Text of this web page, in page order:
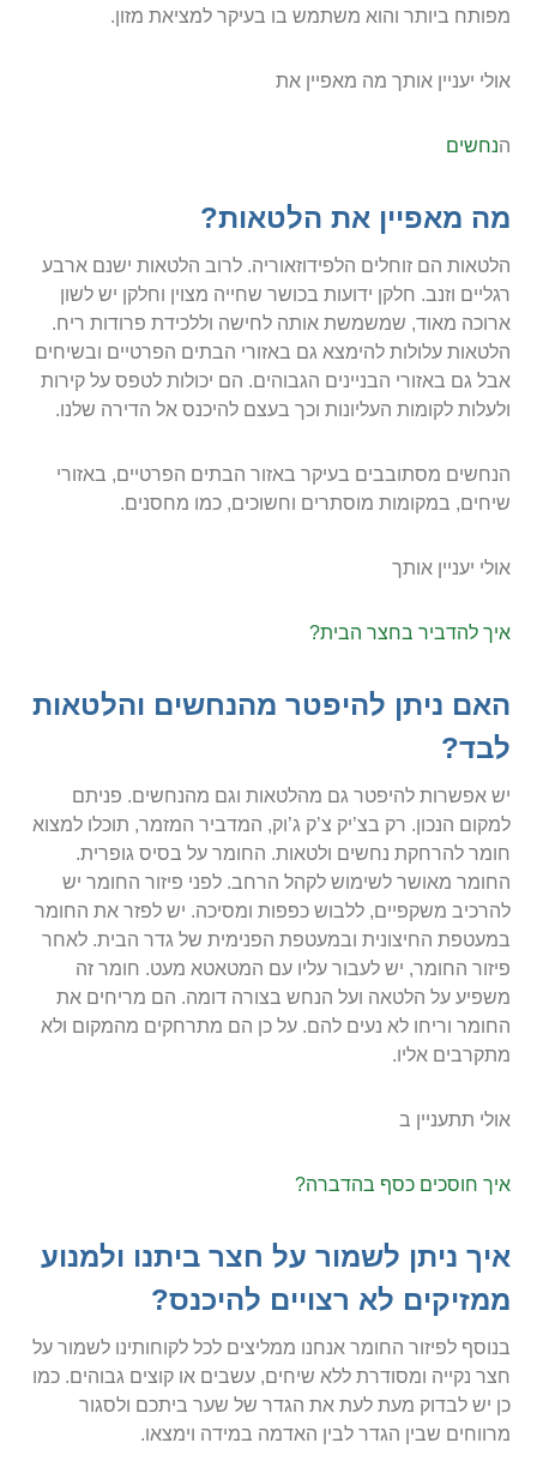
מפותח ביותר והוא משתמש בו בעיקר למציאת מזון.
אולי יעניין אותך מה מאפיין את
הנחשים
מה מאפיין את הלטאות?
הלטאות הם זוחלים הלפידוזאוריה. לרוב הלטאות ישנם ארבע
רגליים וזנב. חלקן ידועות בכושר שחייה מצוין וחלקן יש לשון
ארוכה מאוד, שמשמשת אותה לחישה וללכידת פרודות ריח.
הלטאות עלולות להימצא גם באזורי הבתים הפרטיים ובשיחים
אבל גם באזורי הבניינים הגבוהים. הם יכולות לטפס על קירות
ולעלות לקומות העליונות וכך בעצם להיכנס אל הדירה שלנו.
הנחשים מסתובבים בעיקר באזור הבתים הפרטיים, באזורי
שיחים, במקומות מוסתרים וחשוכים, כמו מחסנים.
אולי יעניין אותך
איך להדביר בחצר הבית?
האם ניתן להיפטר מהנחשים והלטאות
לבד?
יש אפשרות להיפטר גם מהלטאות וגם מהנחשים. פניתם
למקום הנכון. רק בצ’יק צ’ק ג’וק, המדביר המזמר, תוכלו למצוא
חומר להרחקת נחשים ולטאות. החומר על בסיס גופרית.
החומר מאושר לשימוש לקהל הרחב. לפני פיזור החומר יש
להרכיב משקפיים, ללבוש כפפות ומסיכה. יש לפזר את החומר
במעטפת החיצונית ובמעטפת הפנימית של גדר הבית. לאחר
פיזור החומר, יש לעבור עליו עם המטאטא מעט. חומר זה
משפיע על הלטאה ועל הנחש בצורה דומה. הם מריחים את
החומר וריחו לא נעים להם. על כן הם מתרחקים מהמקום ולא
מתקרבים אליו.
אולי תתעניין ב
איך חוסכים כסף בהדברה?
איך ניתן לשמור על חצר ביתנו ולמנוע
ממזיקים לא רצויים להיכנס?
בנוסף לפיזור החומר אנחנו ממליצים לכל לקוחותינו לשמור על
חצר נקייה ומסודרת ללא שיחים, עשבים או קוצים גבוהים. כמו
כן יש לבדוק מעת לעת את הגדר של שער ביתכם ולסגור
מרווחים שבין הגדר לבין האדמה במידה וימצאו.